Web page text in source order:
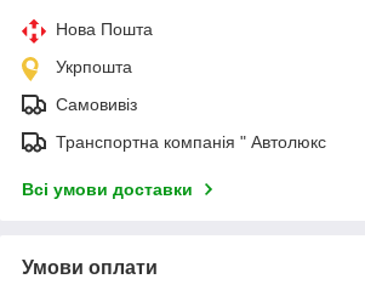
Нова Пошта
Укрпошта
Самовивіз
Транспортна компанія " Автолюкс
Всі умови доставки
Умови оплати